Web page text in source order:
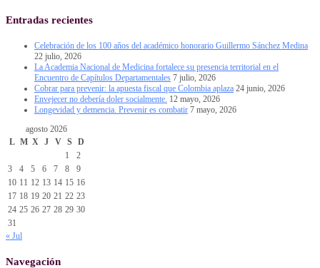
Entradas recientes
Celebración de los 100 años del académico honorario Guillermo Sánchez Medina
22 julio, 2026
La Academia Nacional de Medicina fortalece su presencia territorial en el
Encuentro de Capítulos Departamentales 7 julio, 2026
Cobrar para prevenir: la apuesta fiscal que Colombia aplaza 24 junio, 2026
Envejecer no debería doler socialmente. 12 mayo, 2026
Longevidad y demencia. Prevenir es combatir 7 mayo, 2026
agosto 2026
L M X J V S
D
1
2
3
4 5 6 7 8
9
10 11 12 13 14 15 16
17 18 19 20 21 22 23
24 25 26 27 28 29 30
31
« Jul
Navegación